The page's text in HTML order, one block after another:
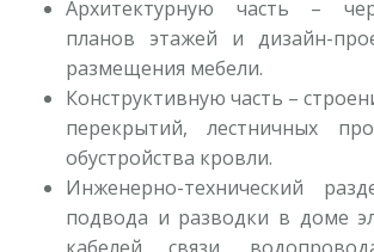
Архитектурную часть –
планов этажей и дизайн-
размещения мебели.
Конструктивную часть –
перекрытий, лестничных
обустройства кровли.
Инженерно-технический
подвода и разводки в доме